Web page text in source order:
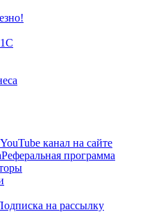
YouTube канал на сайте
Реферальная программа
на рассылку